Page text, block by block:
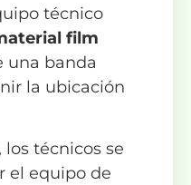
técnico
film
una banda
la ubicación
los técnicos se
el equipo de